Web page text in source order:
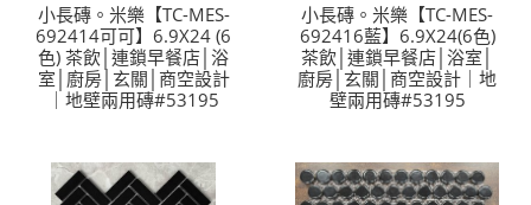
小長磚。米樂【TC-MES-
692414可可】6.9X24 (6
色) 茶飲│連鎖早餐店│浴
室│廚房│玄關│商空設計
｜地壁兩用磚#53195
小長磚。米樂【TC-MES-
692416藍】6.9X24(6色)
茶飲│連鎖早餐店│浴室│
廚房│玄關│商空設計｜地
壁兩用磚#53195